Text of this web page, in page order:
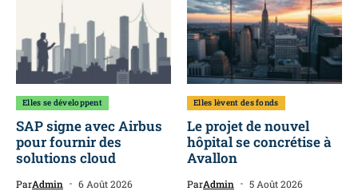
Elles se développent
SAP signe avec Airbus
pour fournir des
solutions cloud
ParAdmin 6 Août 2026
Elles lèvent des fonds
Le projet de nouvel
hôpital se concrétise à
Avallon
ParAdmin 5 Août 2026